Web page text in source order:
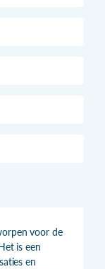
voor de
is een
en